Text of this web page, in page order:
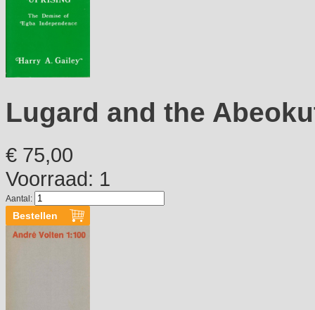
Lugard and the
€ 75,00
Voorraad: 1
Aantal: